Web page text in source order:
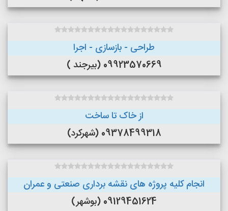
طراحی - بازسازی - اجرا
09923570669 (بیرجند )
از خاک تا ساخت
09378499318 (شهرکرد)
انجام کلیه پروژه های نقشه برداری صنعتی و عمران
09129451624 (بوشهر)